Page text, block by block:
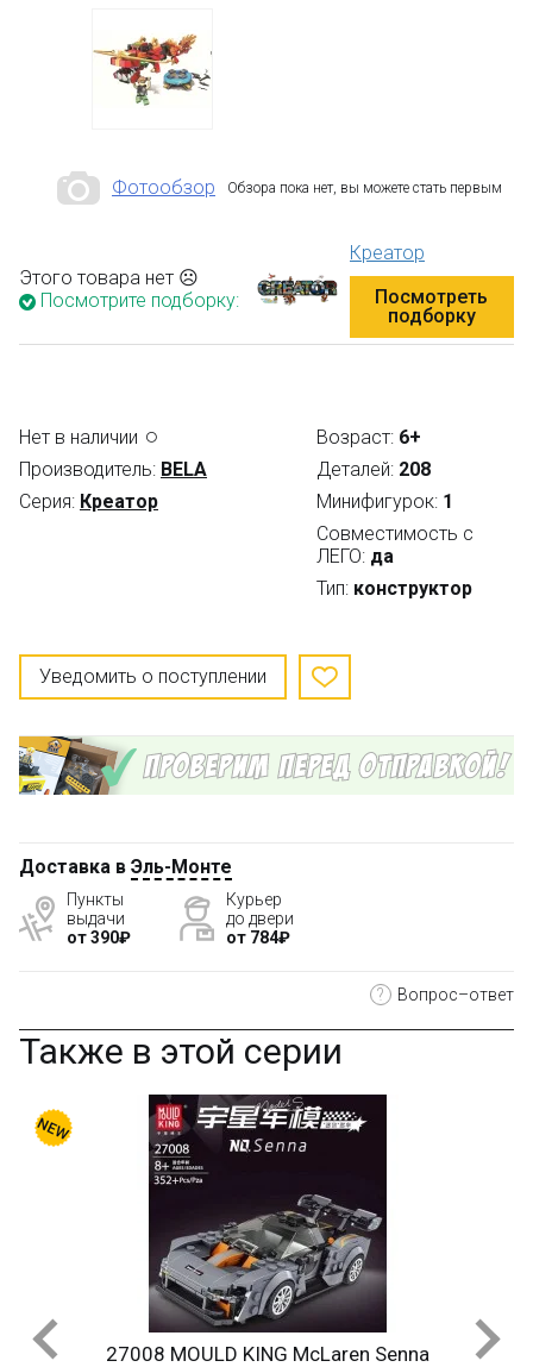
Фотообзор Обзора пока нет, вы можете стать первым
Этого товара нет ☹
Посмотрите подборку:
Креатор
Посмотреть
подборку
Нет в наличии
Производитель: BELA
Серия: Креатор
Возраст: 6+
Деталей: 208
Минифигурок: 1
Совместимость с
ЛЕГО: да
Тип: конструктор
Уведомить о поступлении
Доставка в Эль-Монте
Пункты
выдачи
от 390₽
Курьер
до двери
от 784₽
? Вопрос–ответ
Также в этой серии
27008 MOULD KING McLaren Senna